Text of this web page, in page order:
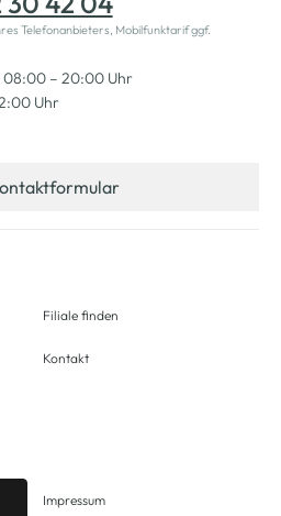
Telefonanbieters, Mobilfunktarif ggf.
08:00 – 20:00 Uhr
Uhr
Filiale finden
Kontakt
Impressum